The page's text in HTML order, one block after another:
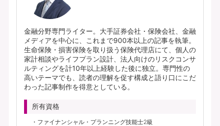
金融分野専門ライター。大手証券会社・保険会社、金融
メディアを中心に、これまで900本以上の記事を執筆。
生命保険・損害保険を取り扱う保険代理店にて、個人の
家計相談やライフプラン設計、法人向けのリスクコンサ
ルティングを計10年以上経験した後に独立。専門性の
高いテーマでも、読者の理解を促す構成と語り口にこだ
わった記事制作を得意としている。
所有資格
ファイナンシャル・プランニング技能士2級